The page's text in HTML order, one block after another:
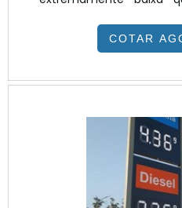
diodos emissores
montados em
ser alimentado
sendo comercialmente,
lado a lado com
vários metros, sendo
vendida no Brasil
COTAR